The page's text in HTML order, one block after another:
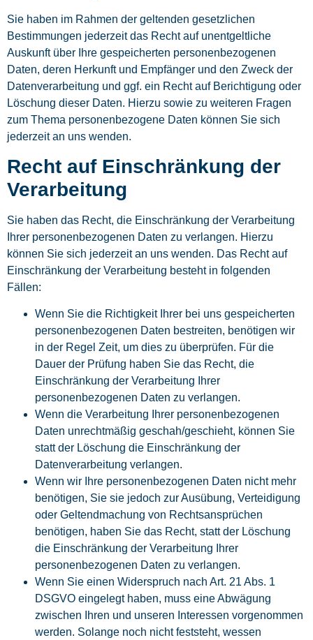
Sie haben im Rahmen der geltenden gesetzlichen
Bestimmungen jederzeit das Recht auf unentgeltliche
Auskunft über Ihre gespeicherten personenbezogenen
Daten, deren Herkunft und Empfänger und den Zweck der
Datenverarbeitung und ggf. ein Recht auf Berichtigung oder
Löschung dieser Daten. Hierzu sowie zu weiteren Fragen
zum Thema personenbezogene Daten können Sie sich
jederzeit an uns wenden.
Recht auf Einschränkung der
Verarbeitung
Sie haben das Recht, die Einschränkung der Verarbeitung
Ihrer personenbezogenen Daten zu verlangen. Hierzu
können Sie sich jederzeit an uns wenden. Das Recht auf
Einschränkung der Verarbeitung besteht in folgenden
Fällen:
Wenn Sie die Richtigkeit Ihrer bei uns gespeicherten
personenbezogenen Daten bestreiten, benötigen wir
in der Regel Zeit, um dies zu überprüfen. Für die
Dauer der Prüfung haben Sie das Recht, die
Einschränkung der Verarbeitung Ihrer
personenbezogenen Daten zu verlangen.
Wenn die Verarbeitung Ihrer personenbezogenen
Daten unrechtmäßig geschah/geschieht, können Sie
statt der Löschung die Einschränkung der
Datenverarbeitung verlangen.
Wenn wir Ihre personenbezogenen Daten nicht mehr
benötigen, Sie sie jedoch zur Ausübung, Verteidigung
oder Geltendmachung von Rechtsansprüchen
benötigen, haben Sie das Recht, statt der Löschung
die Einschränkung der Verarbeitung Ihrer
personenbezogenen Daten zu verlangen.
Wenn Sie einen Widerspruch nach Art. 21 Abs. 1
DSGVO eingelegt haben, muss eine Abwägung
zwischen Ihren und unseren Interessen vorgenommen
werden. Solange noch nicht feststeht, wessen